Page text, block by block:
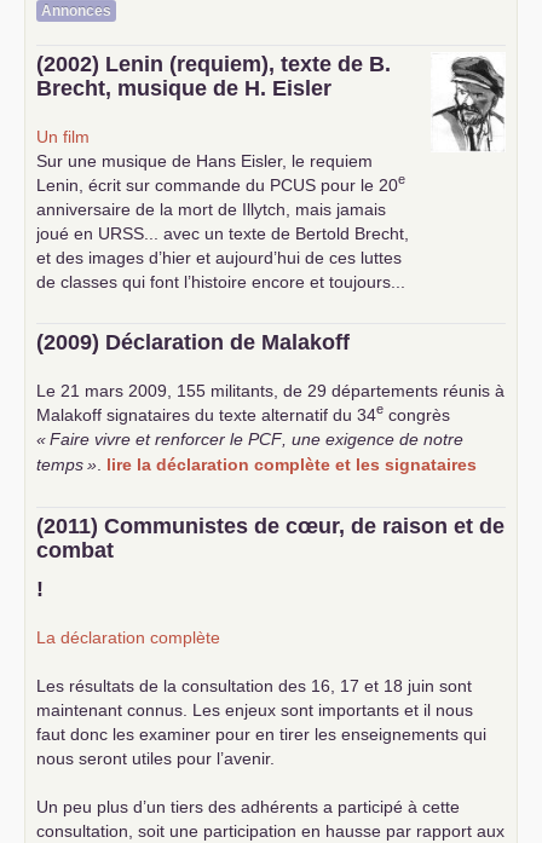
Annonces
(2002) Lenin (requiem), texte de B.
Brecht, musique de H. Eisler
Un film
Sur une musique de Hans Eisler, le requiem
Lenin, écrit sur commande du PCUS pour le 20e
anniversaire de la mort de Illytch, mais jamais
joué en URSS ... avec un texte de Bertold Brecht,
et des images d’hier et aujourd’hui de ces luttes
de classes qui font l’histoire encore et toujours...
(2009) Déclaration de Malakoff
Le 21 mars 2009, 155 militants, de 29 départements réunis à
Malakoff signataires du texte alternatif du 34e congrès
«Faire vivre et renforcer le PCF , une exigence de notre
temps» lire la déclaration complète et les signataires
(2011) Communistes de cœur, de raison et de
combat
!
La déclaration complète
Les résultats de la consultation des 16, 17 et 18 juin sont
maintenant connus. Les enjeux sont importants et il nous
faut donc les examiner pour en tirer les enseignements qui
nous seront utiles pour l’avenir.
Un peu plus d’un tiers des adhérents a participé à cette
consultation, soit une participation en hausse par rapport aux